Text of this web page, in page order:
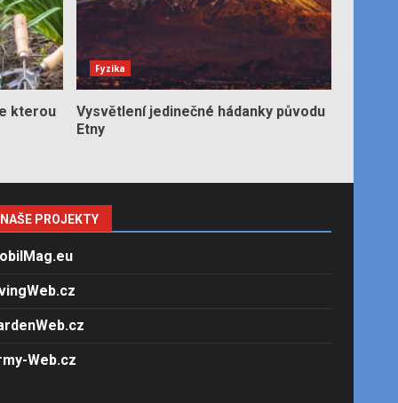
kterou
Fyzika
Vysvětlení jedinečné hádanky původu
Etny
NAŠE PROJEKTY
Web.cz